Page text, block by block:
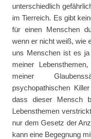
unterschiedlich
im Tierreich. Es gibt
für einen Menschen
wenn er nicht weiß, wie
uns Menschen ist es
meiner
meiner
psychopathischen
dass dieser Mensch
Lebensthemen
nur dem Gesetz der
kann eine Begegnung